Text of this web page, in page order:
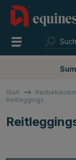
Start
Reitleggings